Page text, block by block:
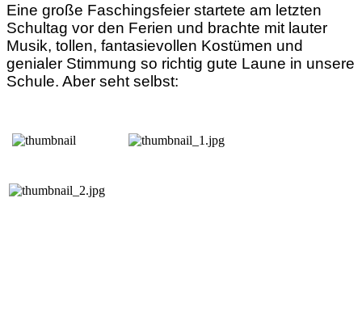
Eine große Faschingsfeier startete am letzten
Schultag vor den Ferien und brachte mit lauter
Musik, tollen, fantasievollen Kostümen und
genialer Stimmung so richtig gute Laune in unsere
Schule. Aber seht selbst: